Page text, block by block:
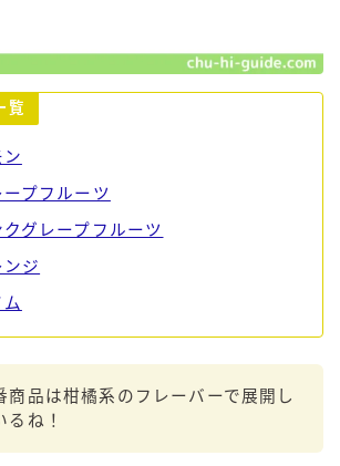
覧
プフルーツ
グレープフルーツ
ジ
商品は柑橘系のフレーバーで展開し
るね！